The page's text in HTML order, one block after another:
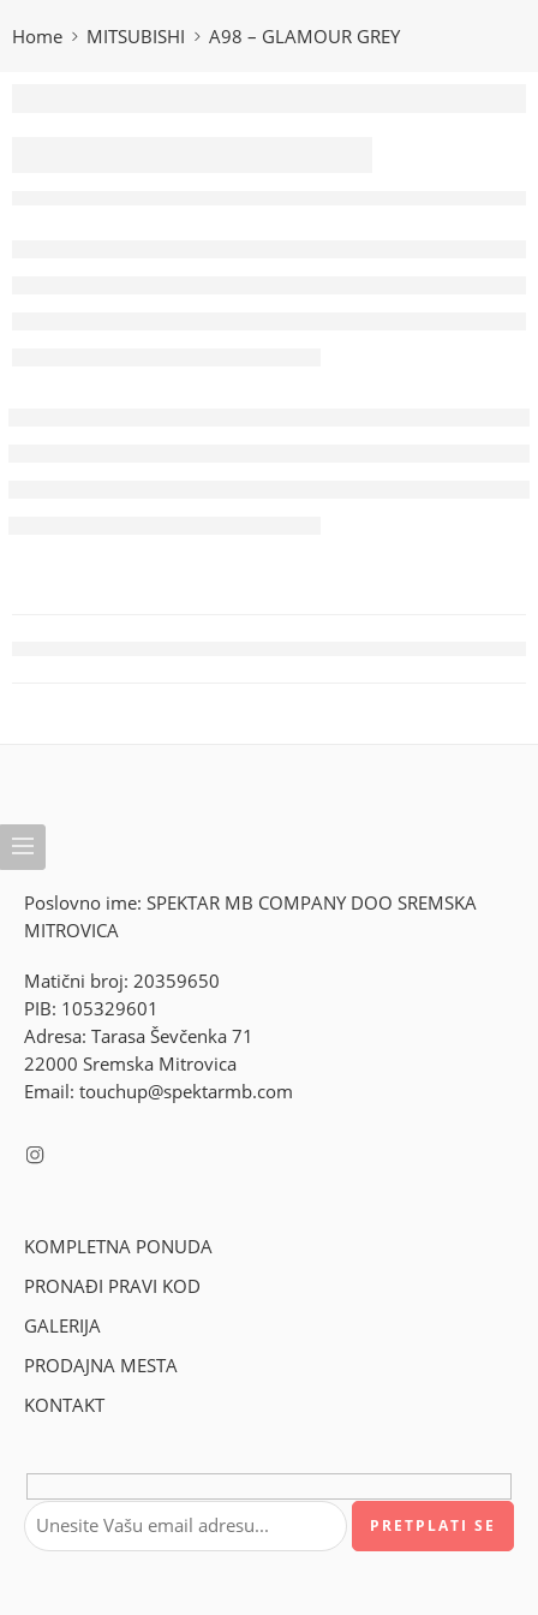
Home MITSUBISHI A98 – GLAMOUR GREY
Poslovno ime: SPEKTAR MB COMPANY DOO SREMSKA
MITROVICA
Matični broj: 20359650
PIB: 105329601
Adresa: Tarasa Ševčenka 71
22000 Sremska Mitrovica
Email: touchup@spektarmb.com
KOMPLETNA PONUDA
PRONAĐI PRAVI KOD
GALERIJA
PRODAJNA MESTA
KONTAKT